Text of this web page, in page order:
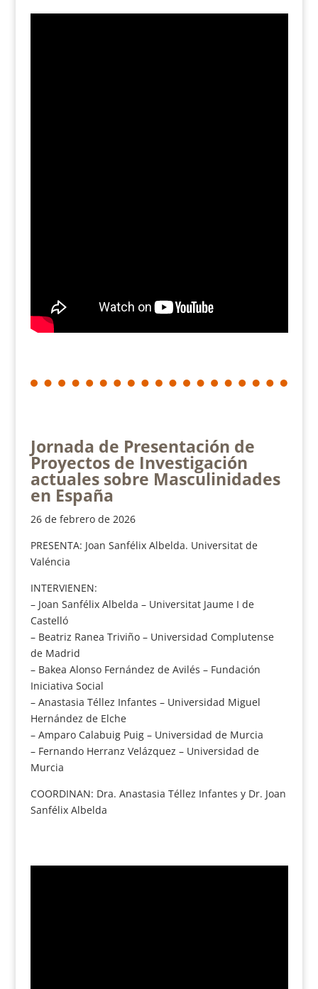
Jornada de Presentación de
Proyectos de Investigación
actuales sobre Masculinidades
en España
26 de febrero de 2026
PRESENTA: Joan Sanfélix Albelda. Universitat de
Valéncia
INTERVIENEN:
– Joan Sanfélix Albelda – Universitat Jaume I de
Castelló
– Beatriz Ranea Triviño – Universidad Complutense
de Madrid
– Bakea Alonso Fernández de Avilés – Fundación
Iniciativa Social
– Anastasia Téllez Infantes – Universidad Miguel
Hernández de Elche
– Amparo Calabuig Puig – Universidad de Murcia
– Fernando Herranz Velázquez – Universidad de
Murcia
COORDINAN: Dra. Anastasia Téllez Infantes y Dr. Joan
Sanfélix Albelda